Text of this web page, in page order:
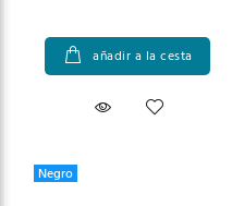
añadir a la cesta
Negro